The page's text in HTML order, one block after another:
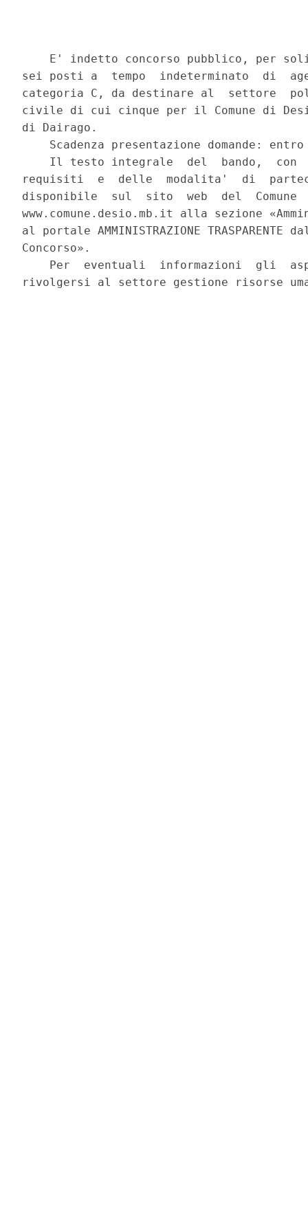
E' indetto concorso pubblico, per
sei posti a  tempo  indeterminato  di
categoria C, da destinare al  settore
civile di cui cinque per il Comune di
di Dairago.
Scadenza presentazione domande:
Il testo integrale  del  bando,  con
requisiti  e  delle  modalita'  di
disponibile  sul  sito  web  del
www.comune.desio.mb.it alla sezione
al portale AMMINISTRAZIONE
Concorso».
Per  eventuali  informazioni  gli
rivolgersi al settore gestione risorse